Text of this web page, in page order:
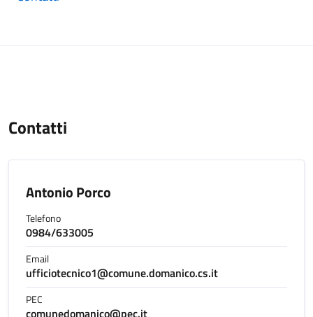
Contatti
Antonio Porco
Telefono
0984/633005
Email
ufficiotecnico1@comune.domanico.cs.it
PEC
comunedomanico@pec.it